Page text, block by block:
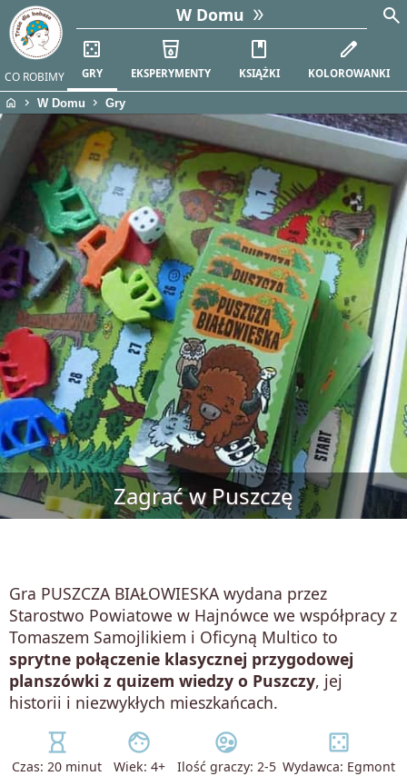
CO ROBIMY
W Domu
casino
GRY
local_drink
EKSPERYMENTY
book
KSIĄŻKI
edit
KOLOROWANKI
search
home chevron_right W Domu chevron_right Gry
Zagrać w Puszczę
Gra PUSZCZA BIAŁOWIESKA wydana przez
Starostwo Powiatowe w Hajnówce we współpracy z
Tomaszem Samojlikiem i Oficyną Multico to
sprytne połączenie klasycznej przygodowej
planszówki z quizem wiedzy o Puszczy, jej
historii i niezwykłych mieszkańcach.
hourglass_empty
Czas: 20 minut
face
Wiek: 4+
supervised_user_circle
Ilość graczy: 2-5
casino
Wydawca: Egmont